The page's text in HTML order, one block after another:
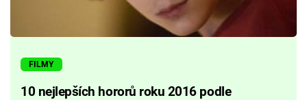
FILMY
10 nejlepších hororů roku 2016 podle